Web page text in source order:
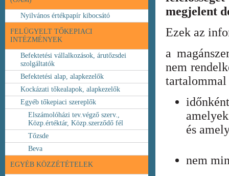
Nyilvános értékpapír kibocsátó
FELÜGYELT TŐKEPIACI
INTÉZMÉNYEK
Befektetési vállalkozások, árutőzsdei
szolgáltatók
Befektetési alap, alapkezelők
Kockázati tőkealapok, alapkezelők
Egyéb tőkepiaci szereplők
Elszámolóházi tev.végző szerv.,
Közp.értéktár, Közp.szerződő fél
Tőzsde
Beva
EGYÉB KÖZZÉTÉTELEK
megjelent
Ezek az
a
nem
és
nem